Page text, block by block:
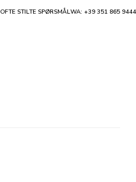
OFTE STILTE SPØRSMÅLWA: +39 351 865 9444